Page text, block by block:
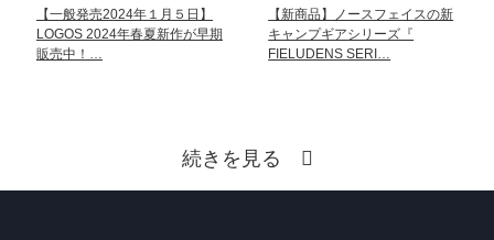
【一般発売2024年１月５日】
LOGOS 2024年春夏新作が早期
販売中！…
【新商品】ノースフェイスの新
キャンプギアシリーズ『
FIELUDENS SERI…
続きを見る